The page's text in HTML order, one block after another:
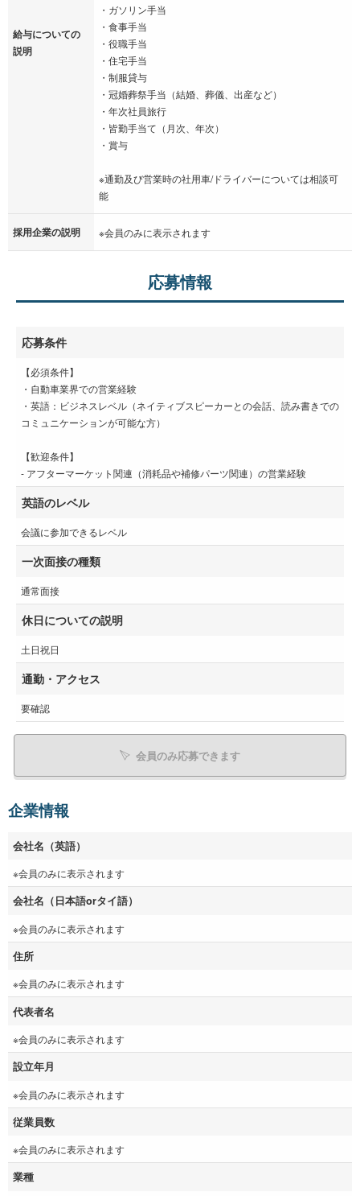
給与についての
説明
・ガソリン手当
・食事手当
・役職手当
・住宅手当
・制服貸与
・冠婚葬祭手当（結婚、葬儀、出産など）
・年次社員旅行
・皆勤手当て（月次、年次）
・賞与
※通勤及び営業時の社用車/ドライバーについては相談可
能
採用企業の説明 ※会員のみに表示されます
応募情報
応募条件
【必須条件】
・自動車業界での営業経験
・英語：ビジネスレベル（ネイティブスピーカーとの会話、読み書きでの
コミュニケーションが可能な方）
【歓迎条件】
- アフターマーケット関連（消耗品や補修パーツ関連）の営業経験
英語のレベル
会議に参加できるレベル
一次面接の種類
通常面接
休日についての説明
土日祝日
通勤・アクセス
要確認
会員のみ応募できます
企業情報
会社名（英語）
※会員のみに表示されます
会社名（日本語orタイ語）
※会員のみに表示されます
住所
※会員のみに表示されます
代表者名
※会員のみに表示されます
設立年月
※会員のみに表示されます
従業員数
※会員のみに表示されます
業種